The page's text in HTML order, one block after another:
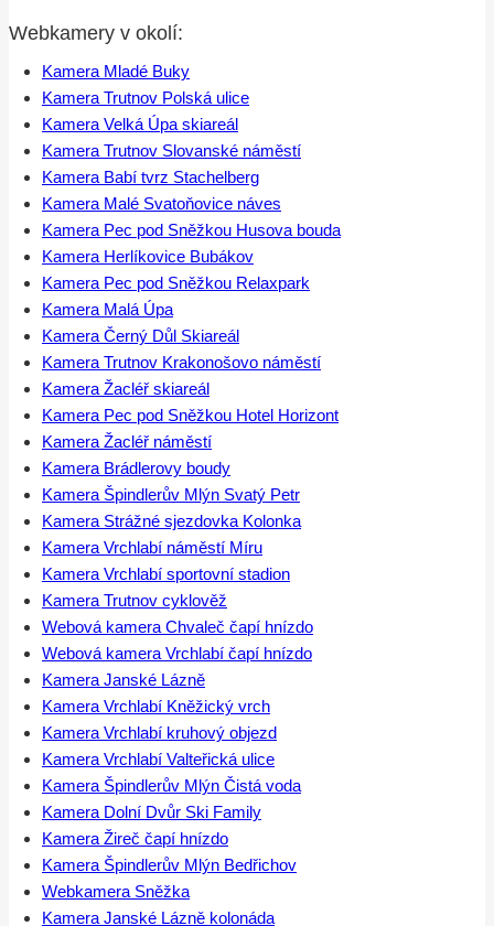
Webkamery v okolí:
Kamera Mladé Buky
Kamera Trutnov Polská ulice
Kamera Velká Úpa skiareál
Kamera Trutnov Slovanské náměstí
Kamera Babí tvrz Stachelberg
Kamera Malé Svatoňovice náves
Kamera Pec pod Sněžkou Husova bouda
Kamera Herlíkovice Bubákov
Kamera Pec pod Sněžkou Relaxpark
Kamera Malá Úpa
Kamera Černý Důl Skiareál
Kamera Trutnov Krakonošovo náměstí
Kamera Žacléř skiareál
Kamera Pec pod Sněžkou Hotel Horizont
Kamera Žacléř náměstí
Kamera Brádlerovy boudy
Kamera Špindlerův Mlýn Svatý Petr
Kamera Strážné sjezdovka Kolonka
Kamera Vrchlabí náměstí Míru
Kamera Vrchlabí sportovní stadion
Kamera Trutnov cyklověž
Webová kamera Chvaleč čapí hnízdo
Webová kamera Vrchlabí čapí hnízdo
Kamera Janské Lázně
Kamera Vrchlabí Kněžický vrch
Kamera Vrchlabí kruhový objezd
Kamera Vrchlabí Valteřická ulice
Kamera Špindlerův Mlýn Čistá voda
Kamera Dolní Dvůr Ski Family
Kamera Žireč čapí hnízdo
Kamera Špindlerův Mlýn Bedřichov
Webkamera Sněžka
Kamera Janské Lázně kolonáda